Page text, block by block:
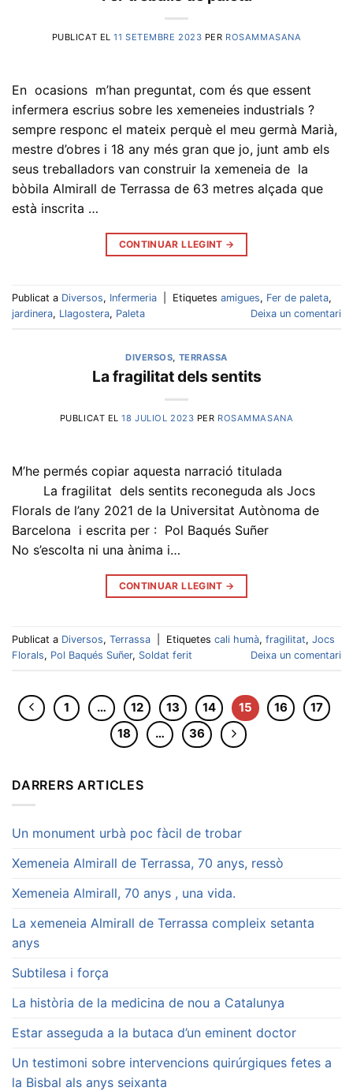
PUBLICAT EL11 SETEMBRE 2023 PER ROSAMMASANA
En ocasions m’han preguntat, com és que essent
infermera escrius sobre les xemeneies industrials ?
sempre responc el mateix perquè el meu germà Marià,
mestre d’obres i 18 any més gran que jo, junt amb els
seus treballadors van construir la xemeneia de la
bòbila Almirall de Terrassa de 63 metres alçada que
està inscrita …
CONTINUAR LLEGINT →
Publicat a Diversos, Infermeria Etiquetes amigues, Fer de paleta,
jardinera, Llagostera, Paleta Deixa un comentari
DIVERSOS, TERRASSA
La fragilitat dels sentits
PUBLICAT EL18 JULIOL 2023 PER ROSAMMASANA
M’he permés copiar aquesta narració titulada
La fragilitat dels sentits reconeguda als Jocs
Florals de l’any 2021 de la Universitat Autònoma de
Barcelona i escrita per : Pol Baqués Suñer
No s’escolta ni una ànima i…
CONTINUAR LLEGINT →
Publicat a Diversos, Terrassa Etiquetes cali humà, fragilitat, Jocs
Florals, Pol Baqués Suñer, Soldat ferit Deixa un comentari
1 … 12 13 14 15 16
17
18
… 36
DARRERS ARTICLES
Un monument urbà poc fàcil de trobar
Xemeneia Almirall de Terrassa, 70 anys, ressò
Xemeneia Almirall, 70 anys , una vida.
La xemeneia Almirall de Terrassa compleix setanta
anys
Subtilesa i força
La història de la medicina de nou a Catalunya
Estar asseguda a la butaca d’un eminent doctor
Un testimoni sobre intervencions quirúrgiques fetes a
la Bisbal als anys seixanta